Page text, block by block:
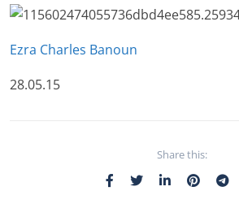
Ezra Charles Banoun
28.05.15
Share this: